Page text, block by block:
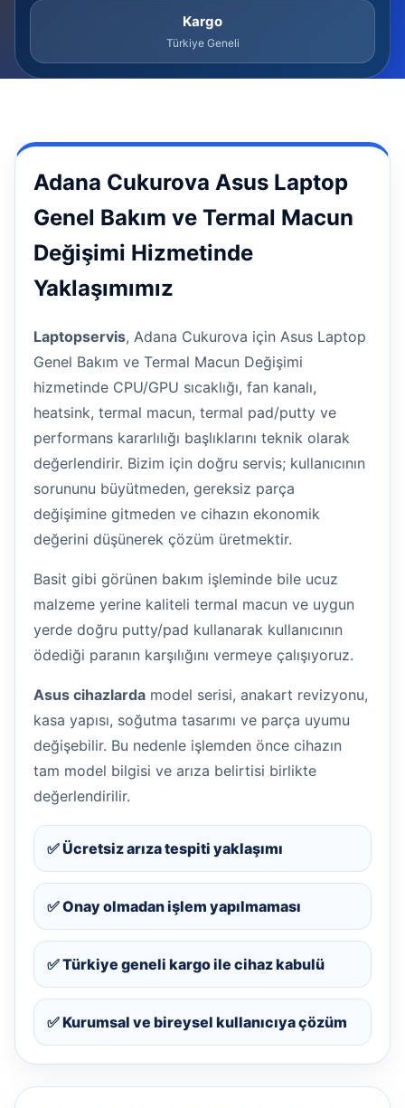
Kargo
Türkiye Geneli
Adana Cukurova Asus Laptop
Genel Bakım ve Termal Macun
Değişimi Hizmetinde
Yaklaşımımız
Laptopservis, Adana Cukurova için Asus Laptop
Genel Bakım ve Termal Macun Değişimi
hizmetinde CPU/GPU sıcaklığı, fan kanalı,
heatsink, termal macun, termal pad/putty ve
performans kararlılığı başlıklarını teknik olarak
değerlendirir. Bizim için doğru servis; kullanıcının
sorununu büyütmeden, gereksiz parça
değişimine gitmeden ve cihazın ekonomik
değerini düşünerek çözüm üretmektir.
Basit gibi görünen bakım işleminde bile ucuz
malzeme yerine kaliteli termal macun ve uygun
yerde doğru putty/pad kullanarak kullanıcının
ödediği paranın karşılığını vermeye çalışıyoruz.
Asus cihazlarda model serisi, anakart revizyonu,
kasa yapısı, soğutma tasarımı ve parça uyumu
değişebilir. Bu nedenle işlemden önce cihazın
tam model bilgisi ve arıza belirtisi birlikte
değerlendirilir.
✅ Ücretsiz arıza tespiti yaklaşımı
✅ Onay olmadan işlem yapılmaması
✅ Türkiye geneli kargo ile cihaz kabulü
✅ Kurumsal ve bireysel kullanıcıya çözüm